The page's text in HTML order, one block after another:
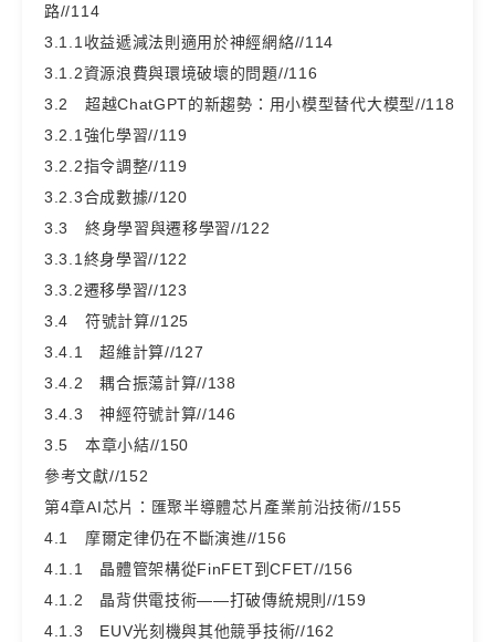
路//114
3.1.1收益遞減法則適用於神經網絡//114
3.1.2資源浪費與環境破壞的問題//116
3.2 超越ChatGPT的新趨勢：用小模型替代大模型//118
3.2.1強化學習//119
3.2.2指令調整//119
3.2.3合成數據//120
3.3 終身學習與遷移學習//122
3.3.1終身學習//122
3.3.2遷移學習//123
3.4 符號計算//125
3.4.1 超維計算//127
3.4.2 耦合振蕩計算//138
3.4.3 神經符號計算//146
3.5 本章小結//150
參考文獻//152
第4章AI芯片：匯聚半導體芯片產業前沿技術//155
4.1 摩爾定律仍在不斷演進//156
4.1.1 晶體管架構從FinFET到CFET//156
4.1.2 晶背供電技術——打破傳統規則//159
4.1.3 EUV光刻機與其他競爭技術//162